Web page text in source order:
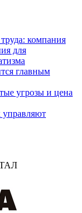
компания
для
главным
угрозы и цена
управляют